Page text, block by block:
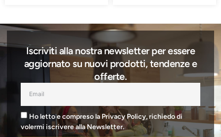
Iscriviti alla nostra newsletter per essere
aggiornato su nuovi prodotti, tendenze e
offerte.
Ho letto e compreso la Privacy Policy, richiedo di
volermi iscrivere alla Newsletter.